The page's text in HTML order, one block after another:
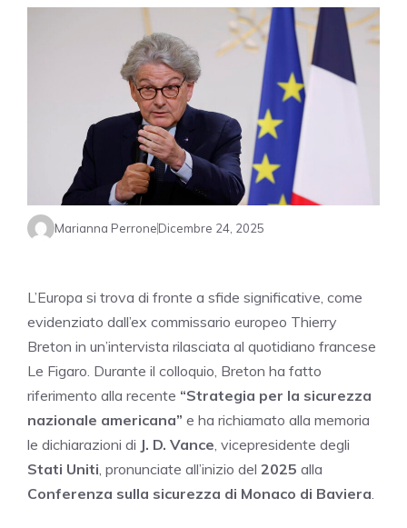
Marianna PerroneDicembre 24, 2025
L’Europa si trova di fronte a sfide significative, come
evidenziato dall’ex commissario europeo Thierry
Breton in un’intervista rilasciata al quotidiano francese
Le Figaro. Durante il colloquio, Breton ha fatto
riferimento alla recente “Strategia per la sicurezza
nazionale americana” e ha richiamato alla memoria
le dichiarazioni di J. D. Vance, vicepresidente degli
Stati Uniti, pronunciate all’inizio del 2025 alla
Conferenza sulla sicurezza di Monaco di Baviera.